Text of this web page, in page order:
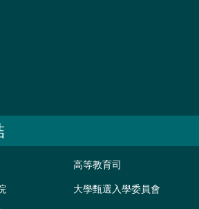
高等教育司
大學甄選入學委員會